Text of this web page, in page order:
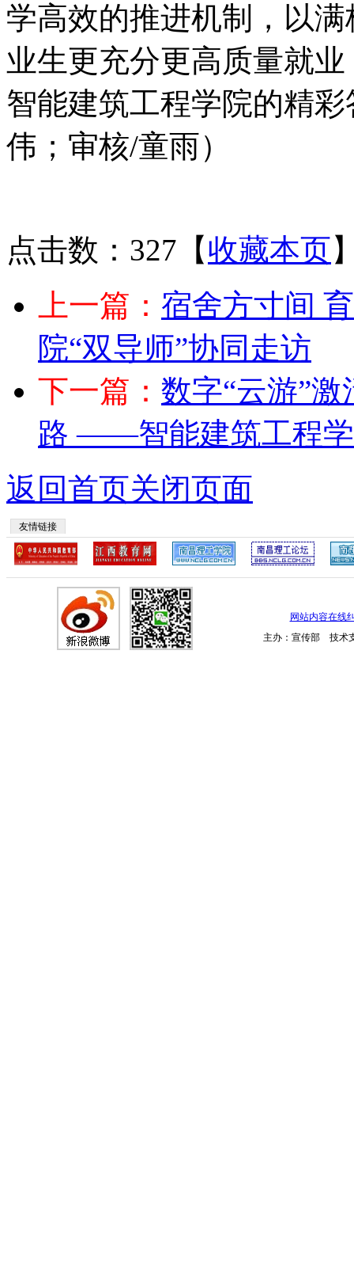
学高效的推进机制，以
业生更充分更高质量就
智能建筑工程学院的精
伟；审核/童雨）
点击数：327 【收藏本页
上一篇： 宿舍方寸间
院“双导师”协同走访
下一篇： 数字“云游”
路 ——智能建筑工程
返回首页关闭页面
友情链接
网站内容在线
主办：宣传部 技术